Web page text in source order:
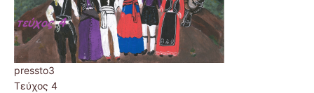
pressto3
Τεύχος 4